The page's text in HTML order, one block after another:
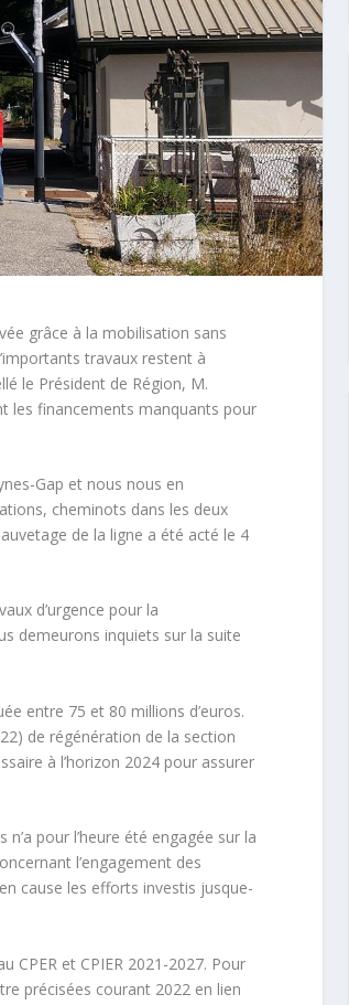
grâce à la mobilisation sans
travaux restent à
le Président de Région, M.
les financements manquants pour
Gap et nous nous en
cheminots dans les deux
de la ligne a été acté le 4
d’urgence pour la
demeurons inquiets sur la suite
entre 75 et 80 millions d’euros.
de régénération de la section
à l’horizon 2024 pour assurer
pour l’heure été engagée sur la
l’engagement des
cause les efforts investis jusque-
CPER et CPIER 2021-2027. Pour
précisées courant 2022 en lien